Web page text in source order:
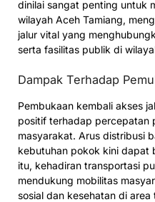
dinilai sangat penting untuk
wilayah Aceh Tamiang,
jalur vital yang
serta fasilitas publik di
Dampak Terhadap
Pembukaan kembali akses
positif terhadap percepatan
masyarakat. Arus distribusi
kebutuhan pokok kini dapat
itu, kehadiran transportasi
mendukung mobilitas
sosial dan kesehatan di